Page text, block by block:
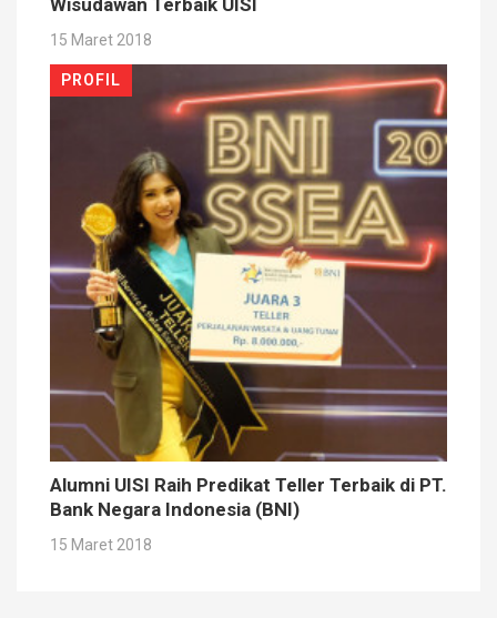
Wisudawan Terbaik UISI
15 Maret 2018
PROFIL
Alumni UISI Raih Predikat Teller Terbaik di PT.
Bank Negara Indonesia (BNI)
15 Maret 2018